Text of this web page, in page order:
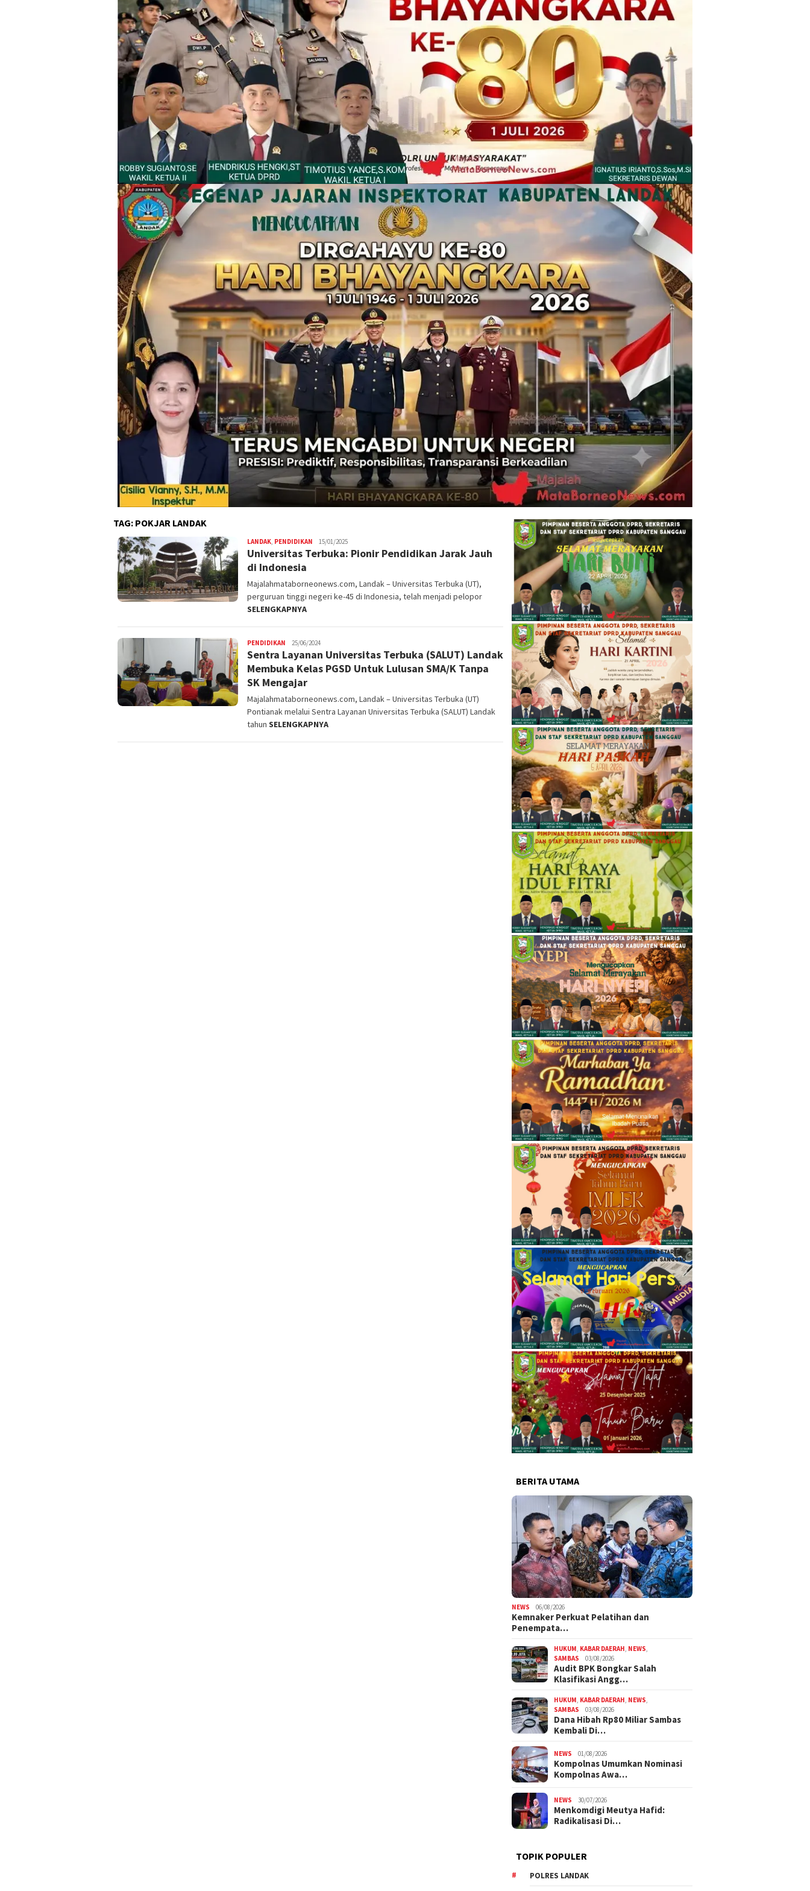
TAG: POKJAR LANDAK
LANDAK, PENDIDIKAN 15/01/2025
Universitas Terbuka: Pionir Pendidikan Jarak Jauh
di Indonesia
Majalahmataborneonews.com, Landak – Universitas Terbuka (UT),
perguruan tinggi negeri ke-45 di Indonesia, telah menjadi pelopor
SELENGKAPNYA
PENDIDIKAN 25/06/2024
Sentra Layanan Universitas Terbuka (SALUT) Landak
Membuka Kelas PGSD Untuk Lulusan SMA/K Tanpa
SK Mengajar
Majalahmataborneonews.com, Landak – Universitas Terbuka (UT)
Pontianak melalui Sentra Layanan Universitas Terbuka (SALUT) Landak
tahun SELENGKAPNYA
BERITA UTAMA
NEWS 06/08/2026
Kemnaker Perkuat Pelatihan dan
Penempata…
HUKUM KABAR DAERAH NEWS
SAMBAS
03/08/2026
Audit BPK Bongkar Salah
Klasifikasi Angg…
HUKUM KABAR DAERAH NEWS
SAMBAS
03/08/2026
Dana Hibah Rp80 Miliar Sambas
Kembali Di…
NEWS 01/08/2026
Kompolnas Umumkan Nominasi
Kompolnas Awa…
NEWS 30/07/2026
Menkomdigi Meutya Hafid:
Radikalisasi Di…
TOPIK POPULER
POLRES LANDAK